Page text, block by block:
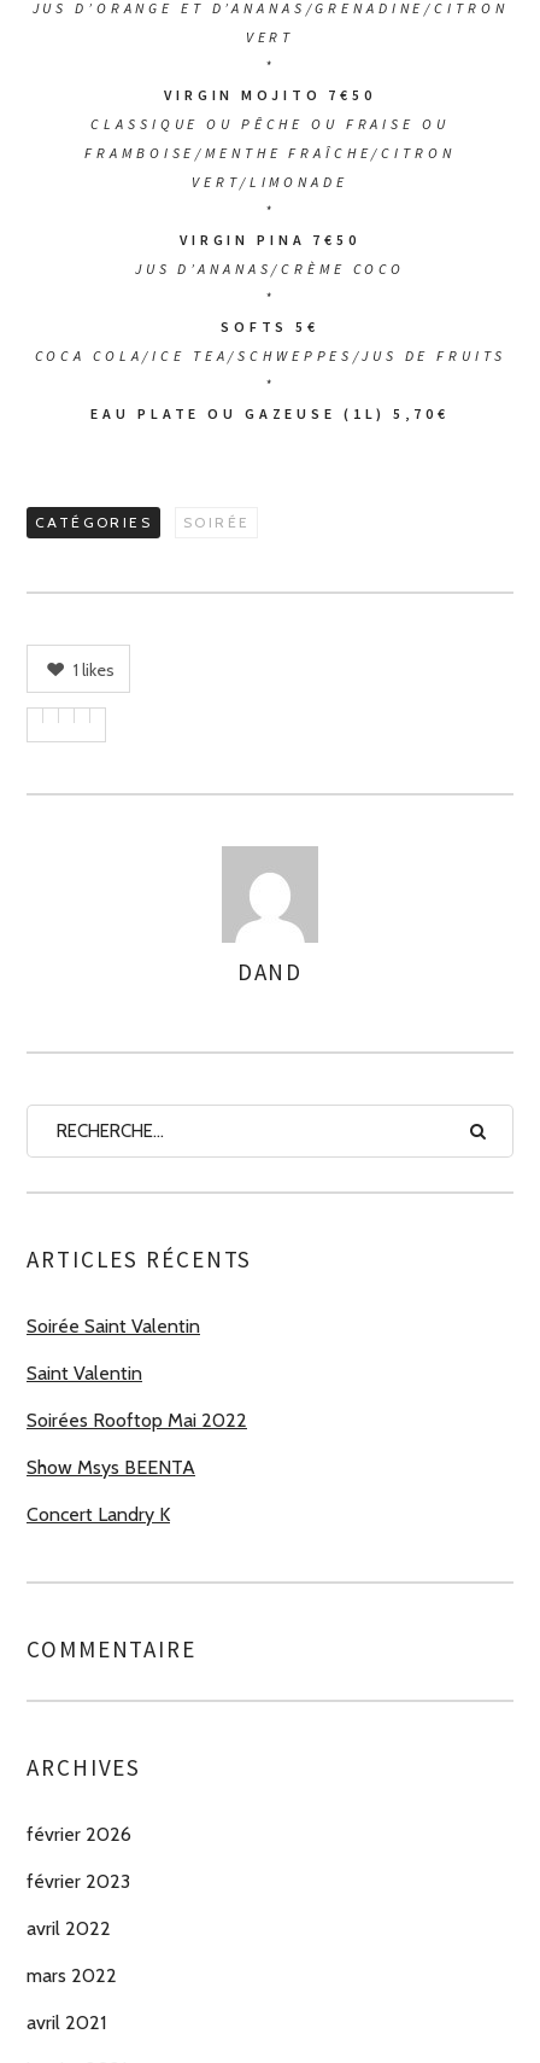
JUS D’ORANGE ET D’ANANAS/GRENADINE/CITRON
VERT
*
VIRGIN MOJITO 7€50
CLASSIQUE OU PÊCHE OU FRAISE OU
FRAMBOISE/MENTHE FRAÎCHE/CITRON
VERT/LIMONADE
*
VIRGIN PINA 7€50
JUS D’ANANAS/CRÈME COCO
*
SOFTS 5€
COCA COLA/ICE TEA/SCHWEPPES/JUS DE FRUITS
*
EAU PLATE OU GAZEUSE (1L) 5,70€
CATÉGORIES SOIRÉE
1 likes
AUTEURS
DAND
ARTICLES RÉCENTS
Soirée Saint Valentin
Saint Valentin
Soirées Rooftop Mai 2022
Show Msys BEENTA
Concert Landry K
COMMENTAIRE
ARCHIVES
février 2026
février 2023
avril 2022
mars 2022
avril 2021